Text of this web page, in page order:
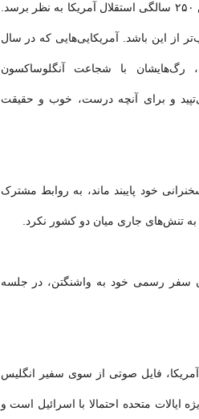
بریتانیا ممکن است آغازی طعنه‌آمیز برای جشن ۲۵۰ سالگی استقلال آمریکا به نظر برسد.
از این باشد. آمریکایی‌هایی که در سال
رگ‌هایشان با شجاعت آنگلوساکسون
و برای آنچه درست، خوب و حقیقت
خود پایبند ماند، به روابط مشترک
به تنش‌های جاری میان دو کشور نکرد.
سفر رسمی خود به واشنگتن، در جلسه
فایل صوتی از سوی سفیر انگلیس
ایالات متحده احتمالا با اسرائیل است و